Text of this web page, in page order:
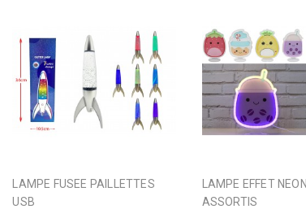
LAMPE FUSEE PAILLETTES
USB
LAMPE EFFET NEON KAWAII 4
ASSORTIS